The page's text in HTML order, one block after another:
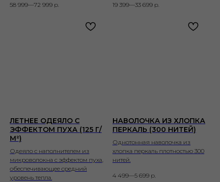
58 999—72 999 р. 19 399—33 699 р.
ЛЕТНЕЕ ОДЕЯЛО С
ЭФФЕКТОМ ПУХА (125 Г/
М²)
Одеяло с наполнителем из
микроволокна с эффектом пуха,
обеспечивающее средний
уровень тепла.
НАВОЛОЧКА ИЗ ХЛОПКА
ПЕРКАЛЬ (300 НИТЕЙ)
Однотонная наволочка из
хлопка перкаль плотностью 300
нитей.
4 499—5 699 р.